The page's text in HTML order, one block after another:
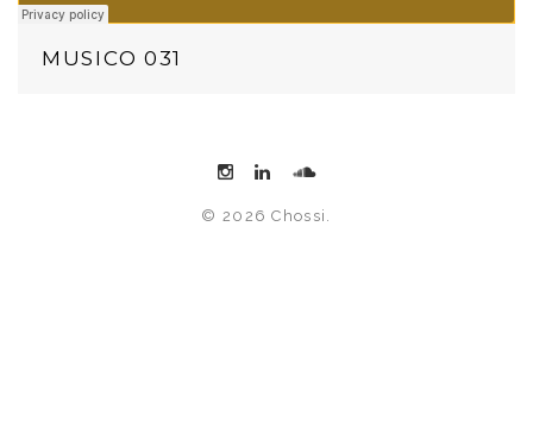
MUSICO 031
© 2026 Chossi.